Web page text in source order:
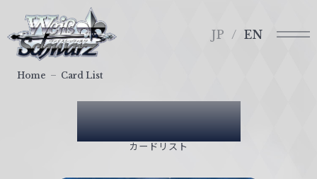
ァ
イ
JP EN
Card List
カードリスト
Home Card List